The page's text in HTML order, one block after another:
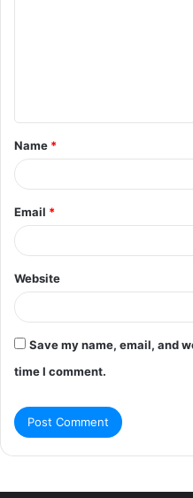
t
*
Name *
Email *
Website
Save my name, email, and
time I comment.